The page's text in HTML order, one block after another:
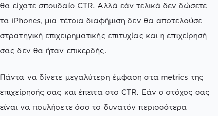
θα είχατε σπουδαίο CTR. Αλλά εάν τελικά δεν δώσετε
τα iPhones, μια τέτοια διαφήμιση δεν θα αποτελούσε
στρατηγική επιχειρηματικής επιτυχίας και η επιχείρησή
σας δεν θα ήταν επικερδής.
Πάντα να δίνετε μεγαλύτερη έμφαση στα metrics της
επιχείρησής σας και έπειτα στο CTR. Εάν ο στόχος σας
είναι να πουλήσετε όσο το δυνατόν περισσότερα